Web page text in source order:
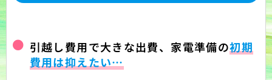
引越し費用で大きな出費、家電準備の初期
費用は抑えたい…